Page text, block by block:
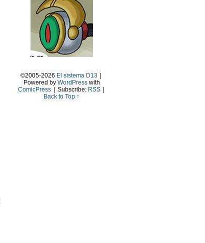
©2005-2026 El sistema D13
Powered by WordPresswith
ComicPress
Subscribe: RSS
Back to Top ↑